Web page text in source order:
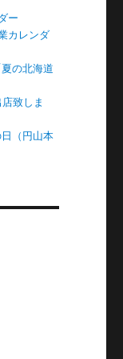
ー
カレンダ
の北海道
致しま
（円山本